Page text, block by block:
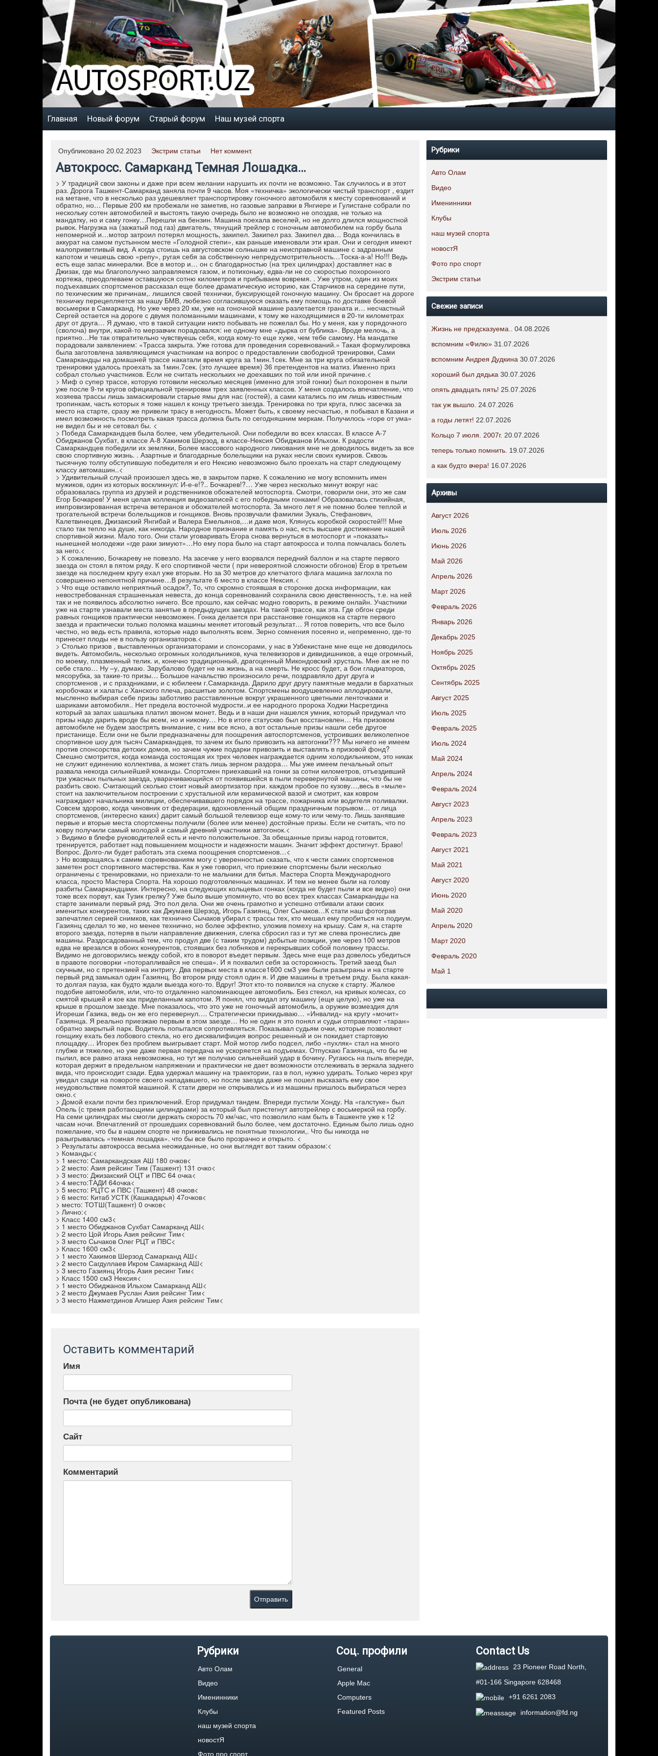
Главная Новый форум Старый форум Наш музей спорта
Опубликовано 20.02.2023 Экстрим статьи Нет коммент.
Автокросс. Самарканд Темная Лошадка…
> У традиций свои законы и даже при всем желании нарушить их почти не возможно. Так случилось и в этот
раз. Дорога Ташкент-Самарканд заняла почти 9 часов. Моя «техничка» экологически чистый транспорт , ездит
на метане, что в несколько раз удешевляет транспортировку гоночного автомобиля к месту соревнований и
обратно, но… Первые 200 км пробежали не заметив, но газовые заправки в Янгиере и Гулистане собрали по
нескольку сотен автомобилей и выстоять такую очередь было не возможно не опоздав, не только на
мандатку, но и саму гонку…Перешли на бензин. Машина поехала веселей, но не долго длился мощностной
рывок. Нагрузка на (зажатый под газ) двигатель, тянущий трейлер с гоночным автомобилем на горбу была
непомерной и…мотор затроил потерял мощность, закипел. Закипел раз. Закипел два… Вода кончилась в
аккурат на самом пустынном месте «Голодной степи», как раньше именовали эти края. Они и сегодня имеют
малоприветливый вид. А когда стоишь на августовском солнышке на неисправной машине с задранным
капотом и чешешь свою «репу», ругая себя за собственную непредусмотрительность…Тоска-а-а! Но!!! Ведь
есть еще запас минералки. Все в мотор и… он с благодарностью (на трех цилиндрах) доставляет нас в
Джизак, где мы благополучно заправляемся газом, и потихоньку, едва-ли не со скоростью похоронного
кортежа, преодолеваем оставшуюся сотню километров и прибываем вовремя. . Уже утром, один из моих
подъехавших спортсменов рассказал еще более драматическую историю, как Старчиков на середине пути,
по техическим же причинам,. лишился своей технички, буксирующей гоночную машину. Он бросает на дороге
техничку перецепляется за нашу БМВ, любезно согласившуюся оказать ему помощь по доставке боевой
восьмерки в Самарканд. Но уже через 20 км, уже на гоночной машине разлетается граната и… несчастный
Сергей остается на дороге с двумя поломанными машинами, к тому же находящимися в 20-ти километрах
друг от друга… Я думаю, что в такой ситуации никто побывать не пожелал бы. Но у меня, как у порядочного
(сволоча) внутри, какой-то мерзавчик порадовался: не одному мне «дырка от бублика». Вроде мелочь, а
приятно…Не так отвратительно чувствуешь себя, когда кому-то еще хуже, чем тебе самому. На мандатке
порадовали заявлением: «Трасса закрыта. Уже готова для проведения соревнований.» Такая формулировка
была заготовлена заявляющимся участникам на вопрос о предоставлении свободной тренировки, Сами
Самаркандцы на домашней трассе накатали время круга за 1мин.1сек. Мне за три круга обязательной
тренировки удалось проехать за 1мин.7сек. (это лучшее время) 36 претендентов на матиз. Именно приз
собрал столько участников. Если не считать нескольких не доехавших по той или иной причине.<
> Миф о супер трассе, которую готовили несколько месяцев (именно для этой гонки) был похоронен в пыли
уже после 9-ти кругов официальной тренировки трех заявленных классов. У меня создалось впечатление, что
хозяева трассы лишь замаскировали старые ямы для нас (гостей), а сами катались по им лишь известным
тропинкам, часть которых я тоже нашел к концу третьего заезда. Тренировка по три круга, плюс засечка за
место на старте, сразу же привели трасу в негодность. Может быть, к своему несчастью, я побывал в Казани и
имел возможность посмотреть какая трасса должна быть по сегодняшним меркам. Получилось «горе от ума»
не видел бы и не сетовал бы. <
> Победа Самаркандцев была более, чем убедительной. Они победили во всех классах. В классе А-7
Обиджанов Cухбат, в классе А-8 Хакимов Шерзод, в классе-Нексия Обиджанов Ильхом. К радости
Самаркандцев победили их земляки, Более массового народного ликования мне не доводилось видеть за все
свою спортивную жизнь. . Азартные и благодарные болельщики на руках несли своих кумиров. Сквозь
тысячную толпу обступившую победителя и его Нексию невозможно было проехать на старт следующему
классу автомашин..<
> Удивительный случай произошел здесь же, в закрытом парке. К сожалению не могу вспомнить имен
мужиков, один из которых воскликнул: И-е-е!?.. Бочкарев!?… Уже через несколько минут вокруг нас
образовалась группа из друзей и родственников обожателей мотоспорта. Смотри, говорили они, это же сам
Егор Бочкарев! У меня целая коллекция видеозаписей с его победными гонками! Образовалась стихийная,
импровизированная встреча ветеранов и обожателей мотоспорта. За много лет я не помню более теплой и
трогательной встречи болельщиков и гонщиков. Вновь прозвучали фамилии Зукаль, Стефанович,
Калетвинецев, Джизакский Янгибай и Валера Емельянов,…и даже моя, Клянусь коробкой скоростей!!! Мне
стало так тепло на душе, как никогда. Народное признание и память о нас, есть высшее достижение нашей
спортивной жизни. Мало того. Они стали уговаривать Егора снова вернуться в мотоспорт и «показать»
нынешней молодежи «где раки зимуют»…Но ему пора было на старт автокросса и толпа помчалась болеть
за него.<
> К сожалению, Бочкареву не повезло. На засечке у него взорвался передний баллон и на старте первого
заезда он стоял в пятом ряду. К его спортивной чести ( при невероятной сложности обгонов) Егор в третьем
заезде на последнем кругу ехал уже вторым. Но за 30 метров до клетчатого флага машина заглохла по
совершенно непонятной причине…В результате 6 место в классе Нексия.<
> Что еще оставило неприятный осадок?, То, что скромно стоявшая в сторонке доска информации, как
невостребованная страшненькая невеста, до конца соревнований сохранила свою девственность, т.е. на ней
так и не появилось абсолютно ничего. Все прошло, как сейчас модно говорить, в режиме онлайн. Участники
уже на старте узнавали места занятые в предыдущих заездах. На такой трассе, как эта. Где обгон среди
равных гонщиков практически невозможен. Гонка делается при расстановке гонщиков на старте первого
заезда и практически только поломка машины меняет итоговый результат… Я готов поверить, что все было
честно, но ведь есть правила, которые надо выполнять всем. Зерно сомнения посеяно и, непременно, где-то
принесет плоды не в пользу организаторов.<
> Столько призов , выставленных организаторами и спонсорами, у нас в Узбекистане мне еще не доводилось
видеть. Автомобиль, несколько огромных холодильников, куча телевизоров и дивидишников, а еще огромный,
по моему, плазменный телик. и, конечно традиционный, драгоценный Микондовский хрусталь. Мне аж не по
себе стало… Ну –у, думаю. Зарубалово будет не на жизнь, а на смерть. Не кросс будет, а бои гладиаторов,
мясорубка, за такие-то призы… Большое начальство произносило речи, поздравляло друг друга и
спортсменов , и с праздниками, и с юбилеем г.Самарканда. Дарило друг другу памятные медали в бархатных
коробочках и халаты с Ханского плеча, расшитые золотом. Спортсмены воодушевленно аплодировали,
мысленно выбирая себе призы заботливо расставленные вокруг украшенного цветными ленточками и
шариками автомобиля.. Нет предела восточной мудрости..и ее народного пророка Ходжи Насретдина
который за запах шашлыка платил звоном монет. Ведь и в наши дни нашелся умник, который придумал что
призы надо дарить вроде бы всем, но и никому… Но в итоге статускво был восстановлен… На призовом
автомобиле не будем заострять внимание, с ним все ясно, а вот остальные призы нашли себе другое
пристанище. Если они не были предназначены для поощрения автоспортсменов, устроивших великолепное
спортивное шоу для тысяч Самаркандцев, то зачем их было привозить на автогонки??? Мы ничего не имеем
против спонсорства детских домов, но зачем чужие подарки привозить и выставлять в призовой фонд?
Смешно смотрится, когда команда состоящая их трех человек награждается одним холодильником, это никак
не служит единению коллектива, а может стать лишь зерном раздора… Мы уже имеем печальный опыт
развала некогда сильнейшей команды. Спортсмен приехавший на гонки за сотни километров, отъездивший
три ужасных пыльных заезда, уварачивающийся от появившейся в пыли перевернутой машины, что бы не
разбить свою. Считающий сколько стоит новый амортизатор при. каждом пробое по кузову…,весь в «мыле»
стоит на заключительном построении с хрустальной или керамической вазой и смотрит, как ковром
награждают начальника милиции, обеспечивавшего порядок на трассе, пожарника или водителя поливалки.
Совсем здорово, когда чиновник от федерации, вдохновленный общим праздничным порывом… от лица
спортсменов, (интересно каких) дарит самый большой телевизор еще кому-то или чему-то. Лишь занявшие
первые и вторые места спортсмены получили (более или менее) достойные призы. Если не считать, что по
ковру получили самый молодой и самый древний участники автогонок.<
> Видимо в блефе руководителей есть и нечто положительное. За обещанные призы народ готовится,
тренируется, работает над повышением мощности и надежности машин. Значит эффект достигнут. Браво!
Вопрос. Долго-ли будет работать эта схема поощрения спортсменов…<
> Но возвращаясь к самим соревнованиям могу с уверенностью сказать, что к чести самих спортсменов
заметен рост спортивного мастерства. Как я уже говорил, что приезжие спортсмены были несколько
ограничены с тренировками, но приехали-то не мальчики для битья. Мастера Спорта Международного
класса, просто Мастера Спорта. На хорошо подготовленных машинах. И тем не менее были на голову
разбиты Самаркандцами. Интересно, на следующих кольцевых гонках (когда не будет пыли и все видно) они
тоже всех порвут, как Тузик грелку? Уже было выше упомянуто, что во всех трех классах Самаркандцы на
старте занимали первый ряд. Это пол дела. Они же очень грамотно и успешно отбивали атаки своих
именитых конкурентов, таких как Джумаев Шерзод, Игорь Газиянц, Олег Сычаков…К стати наш фотограв
запечатлел серией снимков, как технично Сычаков убирал с трассы тех, кто мешал ему пробиться на подиум.
Газиянц сделал то же, но менее технично, но более эффектно, уложив помеху на крышу. Сам я, на старте
второго заезда, потеряв в пыли направление движения, слегка сбросил газ и тут же слева пронеслись две
машины. Раздосадованный тем, что продул две (с таким трудом) добытые позиции, уже через 100 метров
едва не врезался в обоих конкурентов, стоявших без лобняков и перекрывших собой половину трассы.
Видимо не договорились между собой, кто в поворот въедет первым. Здесь мне еще раз довелось убедиться
в правоте поговорки «поторапливайся не спеша». И я похвалил себя за осторожность. Третий заезд был
скучным, но с претензией на интригу. Два первых места в классе1600 см3 уже были разыграны и на старте
первый ряд замыкал один Газиянц. Во втором ряду стоял один я. И две машины в третьем ряду. Была какая-
то долгая пауза, как будто ждали выезда кого-то. Вдруг! Этот кто-то появился на спуске к старту. Жалкое
подобие автомобиля, или, что-то отдаленно напоминающее автомобиль. Без стекол, на кривых колесах, со
смятой крышей и кое как приделанным капотом. Я понял, что видал эту машину (еще целую), но уже на
крыше в прошлом заезде. Мне показалось, что это уже не гоночный автомобиль, а оружие возмездия для
Игореши Газика, ведь он же его перевернул…. Стратегически прикидываю… «Инвалид» на кругу «мочит»
Газиянца. Я реально приезжаю первым в этом заезде… Но не один я это понял и судьи отправляют «таран»
обратно закрытый парк. Водитель попытался сопротивляться. Показывал судьям очки, которые позволяют
гонщику ехать без лобового стекла, но его дисквалифиция вопрос решенный и он покидает стартовую
площадку… Игорек без проблем выигрывает старт. Мой мотор либо подсел, либо «пухляк» стал на много
глубже и тяжелее, но уже даже первая передача не ускоряется на подъемах. Отпускаю Газиянца, что бы не
пылил, все равно атака невозможна, но тут же получаю сильнейший удар в бочину. Ругаюсь на пыль впереди,
которая держит в предельном напряжении и практически не дает возможности отслеживать в зеркала заднего
вида, что происходит сзади. Едва удержал машину на траектории, газ в пол, нужно удирать. Только через круг
увидал сзади на повороте своего нападавшего, но после заезда даже не пошел высказать ему свое
неудовольствие помятой машиной. К стати двери не открывались и из машины пришлось выбираться через
окно.<
> Домой ехали почти без приключений. Егор придумал тандем. Впереди пустили Хонду. На «галстуке» был
Опель (с тремя работающими цилиндрами) за который был пристегнут автотрейлер с восьмеркой на горбу.
На семи цилиндрах мы смогли держать скорость 70 км/час, что позволило нам быть в Ташкенте уже к 12
часам ночи. Впечатлений от прошедших соревнований было более, чем достаточно. Единым было лишь одно
пожелание, что бы в нашем спорте не приживались не понятные технологии,. Что бы никогда не
разыгрывалась «темная лошадка». что бы все было прозрачно и открыто. <
> Результаты автокросса весьма неожиданные, но они выглядят вот таким образом:<
> Команды:<
> 1 место: Самаркандская АШ 180 очков<
> 2 место: Азия рейсинг Тим (Ташкент) 131 очко<
> 3 место: Джизакский ОЦТ и ПВС 64 очка<
> 4 место:ТАДИ 64очка<
> 5 место: РЦТС и ПВС (Ташкент) 48 очков<
> 6 место: Китаб УСТК (Кашкадарья) 47очков<
> место: ТОТШ(Ташкент) 0 очков<
> Лично:<
> Класс 1400 см3<
> 1 место Обиджанов Сухбат Самарканд АШ<
> 2 место Цой Игорь Азия рейсинг Тим<
> 3 место Сычаков Олег РЦТ и ПВС<
> Класс 1600 см3<
> 1 место Хакимов Шерзод Самарканд АШ<
> 2 место Сагдуллаев Икром Самарканд АШ<
> 3 место Газиянц Игорь Азия ресинг Тим<
> Класс 1500 см3 Нексия<
> 1 место Обиджанов Ильхом Самарканд АШ<
> 2 место Джумаев Руслан Азия рейсинг Тим<
> 3 место Нажметдинов Алишер Азия рейсинг Тим<
Оставить комментарий
Имя
Почта (не будет опубликована)
Сайт
Комментарий
Рубрики
Авто Олам
Видео
Именинники
Клубы
наш музей спорта
новостЯ
Фото про спорт
Экстрим статьи
Свежие записи
Жизнь не предсказуема..
04.08.2026
вспомним «Филю» 31.07.2026
вспомним Андрея Дудкина 30.07.2026
хороший был дядька 30.07.2026
опять двадцать пять! 25.07.2026
так уж вышло. 24.07.2026
а годы летят! 22.07.2026
Кольцо 7 июля. 2007г. 20.07.2026
теперь только помнить. 19.07.2026
а как будто вчера! 16.07.2026
Архивы
Август 2026
Июль 2026
Июнь 2026
Май 2026
Апрель 2026
Март 2026
Февраль 2026
Январь 2026
Декабрь 2025
Ноябрь 2025
Октябрь 2025
Сентябрь 2025
Август 2025
Июль 2025
Февраль 2025
Июль 2024
Май 2024
Апрель 2024
Февраль 2024
Август 2023
Апрель 2023
Февраль 2023
Август 2021
Май 2021
Август 2020
Июнь 2020
Май 2020
Апрель 2020
Март 2020
Февраль 2020
Май 1
Рубрики
Авто Олам
Видео
Именинники
Клубы
наш музей спорта
новостЯ
Фото про спорт
Соц. профили
General
Apple Mac
Computers
Featured Posts
Contact Us
23 Pioneer Road North,
#01-166 Singapore 628468
+91 6261 2083
information@fd.ng